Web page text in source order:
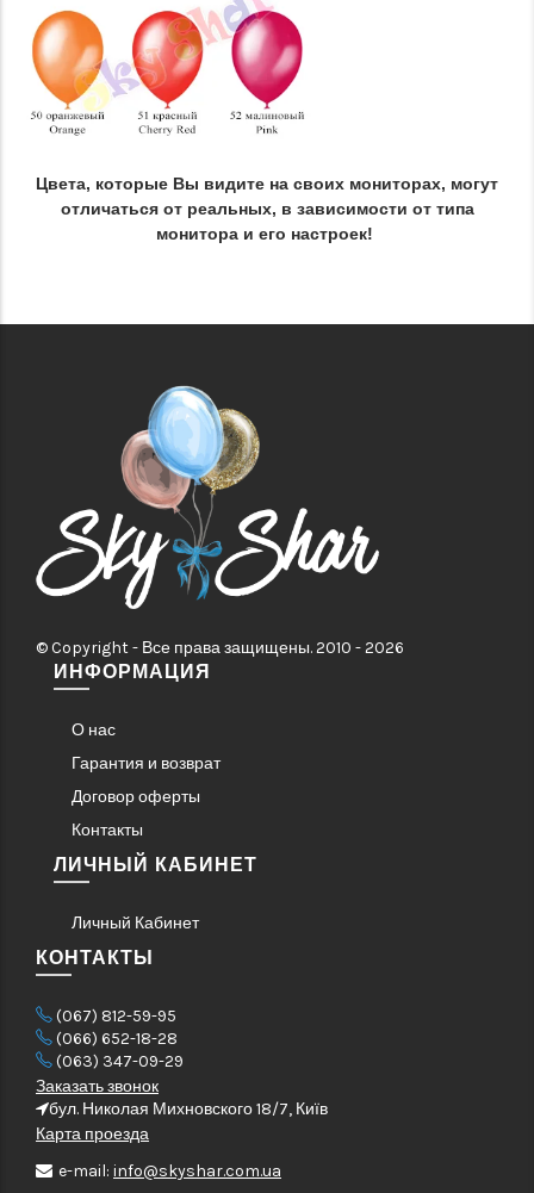
Цвета, которые Вы видите на своих мониторах, могут
отличаться от реальных, в зависимости от типа
монитора и его настроек!
© Copyright - Все права защищены. 2010 - 2026
ИНФОРМАЦИЯ
О нас
Гарантия и возврат
Договор оферты
Контакты
ЛИЧНЫЙ КАБИНЕТ
Личный Кабинет
КОНТАКТЫ
(067) 812-59-95
(066) 652-18-28
(063) 347-09-29
Заказать звонок
бул. Николая Михновского 18/7, Київ
Карта проезда
e-mail: info@skyshar.com.ua